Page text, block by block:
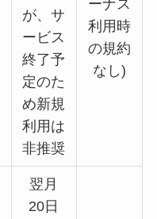
が、サ
ービス
終了予
定のた
め新規
利用は
非推奨
ーナス
利用時
の規約
なし)
翌月
20日